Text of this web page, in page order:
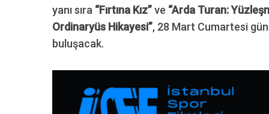
yanı sıra “Fırtına Kız”ve “Arda Turan:
Ordinaryüs Hikayesi”, 28 Mart Cumartesi
buluşacak.